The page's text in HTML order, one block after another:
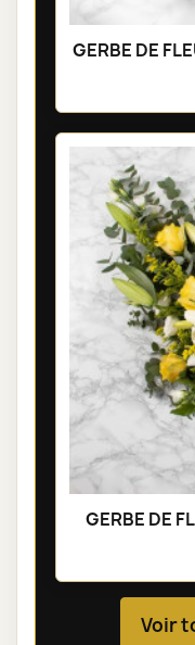
GERBE DE
GERBE DE
Voir